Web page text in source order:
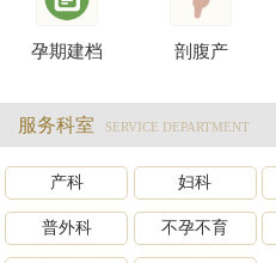
孕期建档 剖腹产
服务科室 SERVICE DEPARTMENT
产科 妇科
普外科 不孕不育